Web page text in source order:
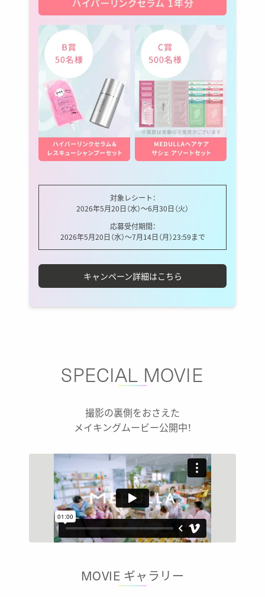
対象レシート：
2026年5月20日（水）〜6月30日（火）
応募受付期間：
2026年5月20日（水）〜7月14日（月）23:59まで
キャンペーン詳細はこちら
SPECIAL MOVIE
撮影の裏側をおさえた
メイキングムービー公開中！
MOVIE ギャラリー